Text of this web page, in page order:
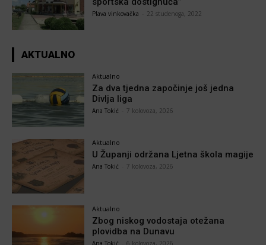
Plava vinkovačka 22 studenoga, 2022
AKTUALNO
Aktualno
Za dva tjedna započinje još jedna
Divlja liga
Ana Tokić 7 kolovoza, 2026
Aktualno
U Županji održana Ljetna škola magije
Ana Tokić 7 kolovoza, 2026
Aktualno
Zbog niskog vodostaja otežana
plovidba na Dunavu
Ana Tokić 6 kolovoza, 2026